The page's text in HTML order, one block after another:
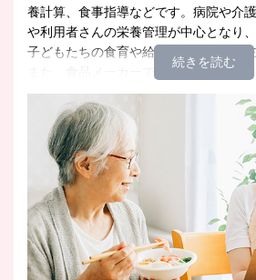
養計算、食事指導などです。病院や介
や利用者さんの栄養管理が中心となり
子どもたちの食育や給食の献立作成が
また、食品メーカーでは、新商品の開
クなど、専門知識を活かせる仕事もあ
スタイルに合わせて、様々な場所で活